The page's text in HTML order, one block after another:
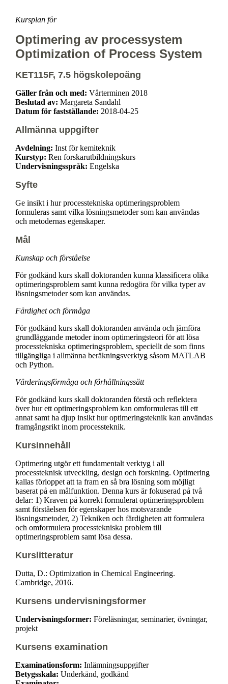
Kursplan för
Optimering av processystem
Optimization of Process System
KET115F, 7.5 högskolepoäng
Gäller från och med: Vårterminen 2018
Beslutad av: Margareta Sandahl
Datum för fastställande: 2018-04-25
Allmänna uppgifter
Avdelning: Inst för kemiteknik
Kurstyp: Ren forskarutbildningskurs
Undervisningsspråk: Engelska
Syfte
Ge insikt i hur processtekniska optimeringsproblem
formuleras samt vilka lösningsmetoder som kan användas
och metodernas egenskaper.
Mål
Kunskap och förståelse
För godkänd kurs skall doktoranden kunna klassificera olika
optimeringsproblem samt kunna redogöra för vilka typer av
lösningsmetoder som kan användas.
Färdighet och förmåga
För godkänd kurs skall doktoranden använda och jämföra
grundläggande metoder inom optimeringsteori för att lösa
processtekniska optimeringsproblem, speciellt de som finns
tillgängliga i allmänna beräkningsverktyg såsom MATLAB
och Python.
Värderingsförmåga och förhållningssätt
För godkänd kurs skall doktoranden förstå och reflektera
över hur ett optimeringsproblem kan omformuleras till ett
annat samt ha djup insikt hur optimeringsteknik kan användas
framgångsrikt inom processteknik.
Kursinnehåll
Optimering utgör ett fundamentalt verktyg i all
processteknisk utveckling, design och forskning. Optimering
kallas förloppet att ta fram en så bra lösning som möjligt
baserat på en målfunktion. Denna kurs är fokuserad på två
delar: 1) Kraven på korrekt formulerat optimeringsproblem
samt förståelsen för egenskaper hos motsvarande
lösningsmetoder, 2) Tekniken och färdigheten att formulera
och omformulera processtekniska problem till
optimeringsproblem samt lösa dessa.
Kurslitteratur
Dutta, D.: Optimization in Chemical Engineering.
Cambridge, 2016.
Kursens undervisningsformer
Undervisningsformer: Föreläsningar, seminarier, övningar,
projekt
Kursens examination
Examinationsform: Inlämningsuppgifter
Betygsskala: Underkänd, godkänd